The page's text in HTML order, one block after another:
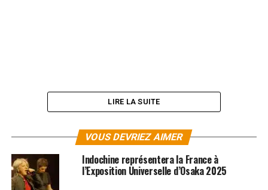
SUJETS ASSOCIÉS: INDOCHINE
LIRE LA SUITE
VOUS DEVRIEZ AIMER
Indochine représentera la France à
l’Exposition Universelle d’Osaka 2025